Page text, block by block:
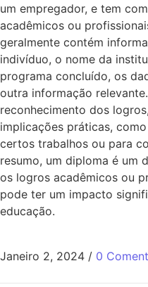
um empregador, e tem
acadêmicos ou
geralmente contém
indivíduo, o nome da
programa concluído, os
outra informação
reconhecimento dos
implicações práticas,
certos trabalhos ou para
resumo, um diploma é um
os logros acadêmicos ou
pode ter um impacto
educação.
Janeiro 2, 2024 / 0